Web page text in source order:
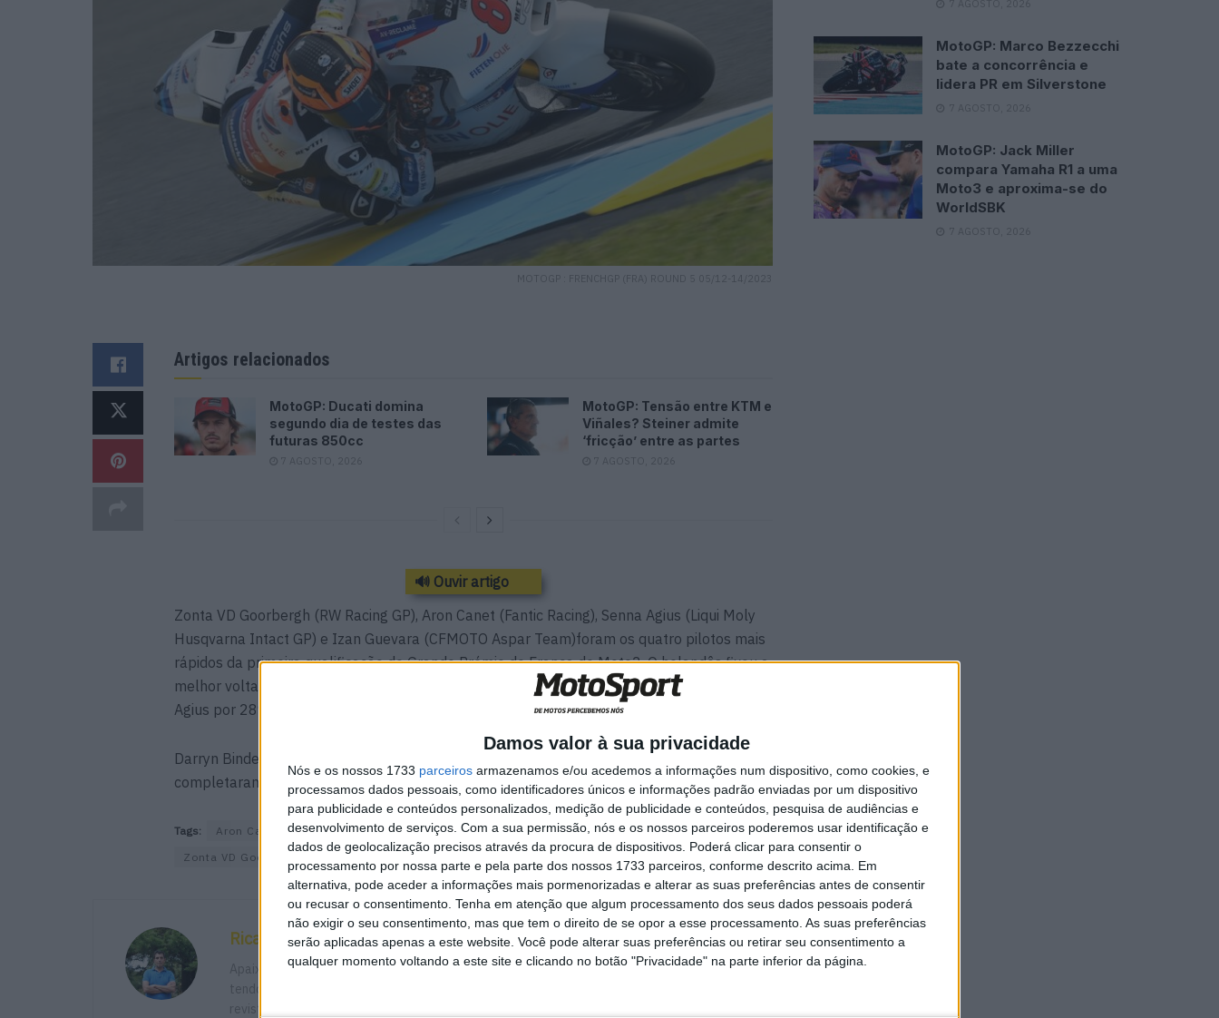
Damos valor à sua privacidade
Nós e os nossos 1733 parceiros armazenamos e/ou acedemos a informações num dispositivo, como cookies, e
processamos dados pessoais, como identificadores únicos e informações padrão enviadas por um dispositivo
para publicidade e conteúdos personalizados, medição de publicidade e conteúdos, pesquisa de audiências e
desenvolvimento de serviços. Com a sua permissão, nós e os nossos parceiros poderemos usar identificação e
dados de geolocalização precisos através da procura de dispositivos. Poderá clicar para consentir o
processamento por nossa parte e pela parte dos nossos 1733 parceiros, conforme descrito acima. Em
alternativa, pode aceder a informações mais pormenorizadas e alterar as suas preferências antes de consentir
ou recusar o consentimento. Tenha em atenção que algum processamento dos seus dados pessoais poderá
não exigir o seu consentimento, mas que tem o direito de se opor a esse processamento. As suas preferências
serão aplicadas apenas a este website. Você pode alterar suas preferências ou retirar seu consentimento a
qualquer momento voltando a este site e clicando no botão "Privacidade" na parte inferior da página.
MOTOGP : FRENCHGP (FRA) ROUND 5 05/12-14/2023
Artigos relacionados
MotoGP: Ducati domina
segundo dia de testes das
futuras 850cc
7 AGOSTO, 2026
MotoGP: Tensão entre KTM e
Viñales? Steiner admite
‘fricção’ entre as partes
7 AGOSTO, 2026
🔊 Ouvir artigo
Zonta VD Goorbergh (RW Racing GP), Aron Canet (Fantic Racing), Senna Agius (Liqui Moly
Husqvarna Intact GP) e Izan Guevara (CFMOTO Aspar Team)foram os quatro pilotos mais
rápidos da primeira qualificação do Grande Prémio de França de Moto2. O holandês fixou a
melhor volta da sessão em 1’35.437 minutos, batendo Canet por apenas 24 milésimos,
Agius por 289 milésimos e Guevara por 485 milésimos.
Darryn Binder, Jaume Masia, Diogo Moreira, Deniz Oncu, Ayumu Sasaki e Daniel Munoz
completaram o Top 10, ficando fora da segunda qualificação (Q2).
Tags: Aron Canet GP de França - Le Mans Izan Guevara Q1 Moto2
Senna Agius
Zonta VD Goorbergh
Ricardo Ferreira
Apaixonado por motos desde muito cedo, está desde há muito ligado à Comunicação Social,
tendo trabalhado em diversos meios como AutoHoje, revista Motociclismo, jornal Volante,
revista MotoMagazine e Autosport, entre outros.
7 AGOSTO, 2026
MotoGP: Marco Bezzecchi
bate a concorrência e
lidera PR em Silverstone
7 AGOSTO, 2026
MotoGP: Jack Miller
compara Yamaha R1 a uma
Moto3 e aproxima-se do
WorldSBK
7 AGOSTO, 2026